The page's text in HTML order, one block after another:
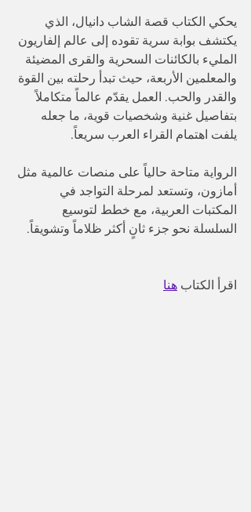
يحكي الكتاب قصة الشاب دانيال، الذي
يكتشف بوابة سرية تقوده إلى عالم إلفاريون
المليء بالكائنات السحرية والقرى المضيئة
والمعلمين الأربعة، حيث تبدأ رحلته بين القوة
والقدر والحب. العمل يقدّم عالماً متكاملاً
بتفاصيل غنية وشخصيات قوية، ما جعله
يلفت اهتمام القراء العرب سريعاً.
الرواية متاحة حالياً على منصات عالمية مثل
أمازون، وتستعد لمرحلة التواجد في
المكتبات العربية، مع خطط لتوسيع
السلسلة نحو جزء ثانٍ أكثر ظلاماً وتشويقاً.
اقرأ الكتاب هنا